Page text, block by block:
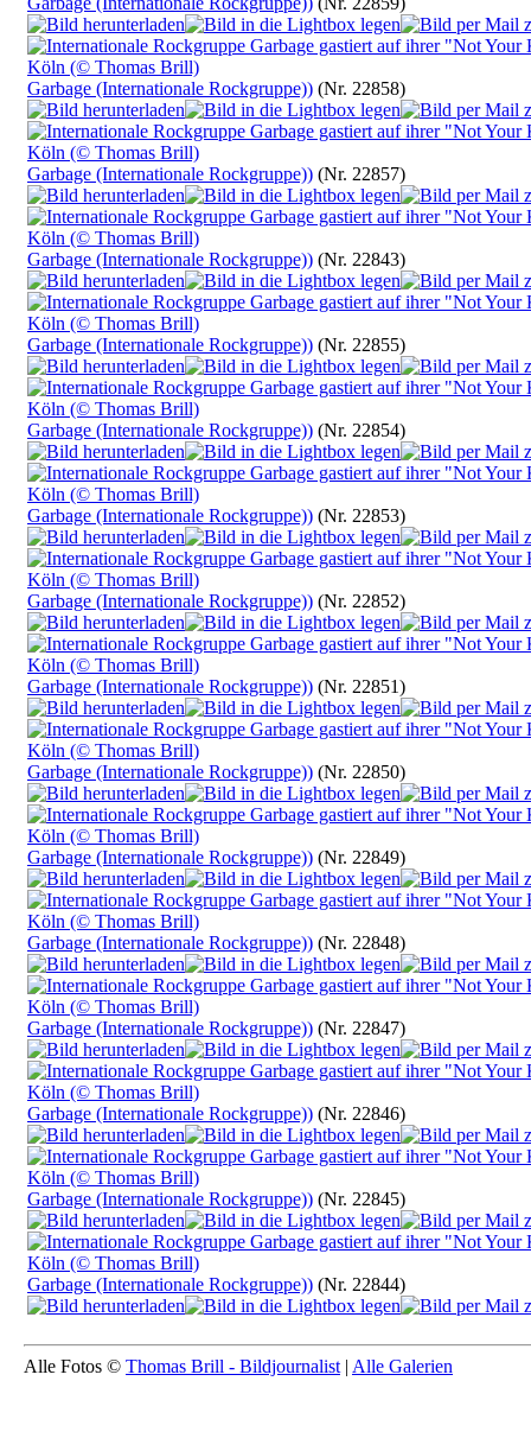
Garbage (Internationale Rockgruppe)) (Nr. 22858)
Garbage (Internationale Rockgruppe)) (Nr. 22857)
Garbage (Internationale Rockgruppe)) (Nr. 22843)
Garbage (Internationale Rockgruppe)) (Nr. 22855)
Garbage (Internationale Rockgruppe)) (Nr. 22854)
Garbage (Internationale Rockgruppe)) (Nr. 22853)
Garbage (Internationale Rockgruppe)) (Nr. 22852)
Garbage (Internationale Rockgruppe)) (Nr. 22851)
Garbage (Internationale Rockgruppe)) (Nr. 22850)
Garbage (Internationale Rockgruppe)) (Nr. 22849)
Garbage (Internationale Rockgruppe)) (Nr. 22848)
Garbage (Internationale Rockgruppe)) (Nr. 22847)
Garbage (Internationale Rockgruppe)) (Nr. 22846)
Garbage (Internationale Rockgruppe)) (Nr. 22845)
Garbage (Internationale Rockgruppe)) (Nr. 22844)
Alle Fotos © Thomas Brill - Bildjournalist | Alle Galerien